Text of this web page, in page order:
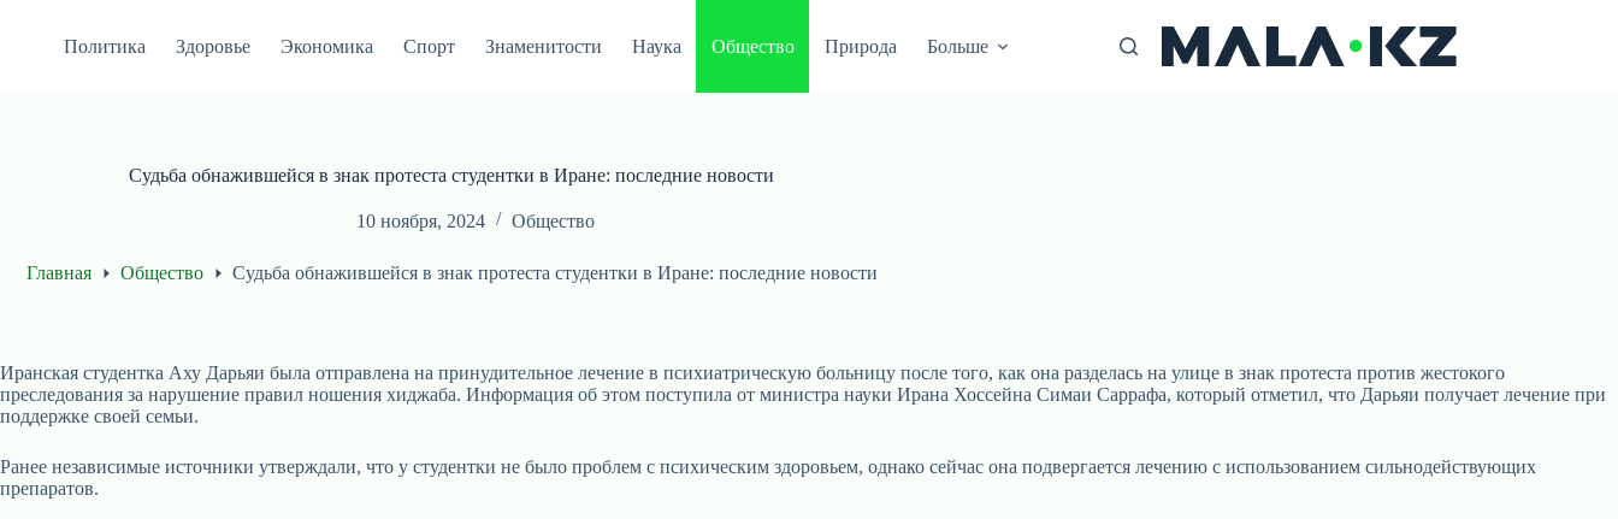
Политика Здоровье Экономика Спорт Знаменитости Наука Общество Природа Больше
Судьба обнажившейся в знак протеста студентки в Иране: последние новости
10 ноября, 2024 Общество
Главная Общество Судьба обнажившейся в знак протеста студентки в Иране: последние новости
Иранская студентка Аху Дарьяи была отправлена на принудительное лечение в психиатрическую больницу после того, как она разделась на улице в знак протеста против жестокого
преследования за нарушение правил ношения хиджаба. Информация об этом поступила от министра науки Ирана Хоссейна Симаи Саррафа, который отметил, что Дарьяи получает лечение при
поддержке своей семьи.
Ранее независимые источники утверждали, что у студентки не было проблем с психическим здоровьем, однако сейчас она подвергается лечению с использованием сильнодействующих
препаратов.